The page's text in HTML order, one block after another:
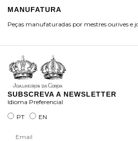
MANUFATURA
Peças manufaturadas por mestres ourives e
SUBSCREVA A NEWSLETTER
Idioma Preferencial
PT
EN